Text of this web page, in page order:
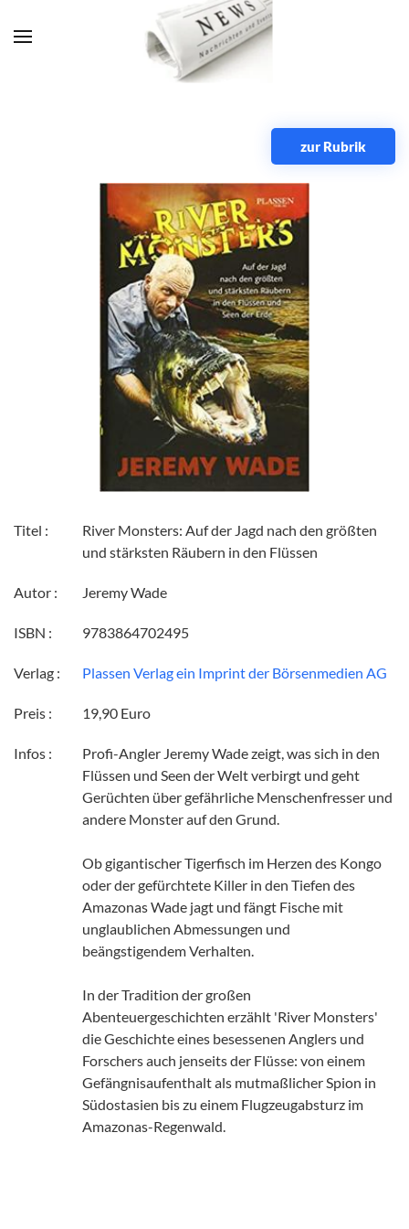
Zum Hauptinhalt springen
zur Rubrik
Titel :
River Monsters: Auf der Jagd nach den größten
und stärksten Räubern in den Flüssen
Autor : Jeremy Wade
ISBN : 9783864702495
Verlag : Plassen Verlag ein Imprint der Börsenmedien AG
Preis : 19,90 Euro
Infos :
Profi-Angler Jeremy Wade zeigt, was sich in den
Flüssen und Seen der Welt verbirgt und geht
Gerüchten über gefährliche Menschenfresser und
andere Monster auf den Grund.
Ob gigantischer Tigerfisch im Herzen des Kongo
oder der gefürchtete Killer in den Tiefen des
Amazonas Wade jagt und fängt Fische mit
unglaublichen Abmessungen und
beängstigendem Verhalten.
In der Tradition der großen
Abenteuergeschichten erzählt 'River Monsters'
die Geschichte eines besessenen Anglers und
Forschers auch jenseits der Flüsse: von einem
Gefängnisaufenthalt als mutmaßlicher Spion in
Südostasien bis zu einem Flugzeugabsturz im
Amazonas-Regenwald.